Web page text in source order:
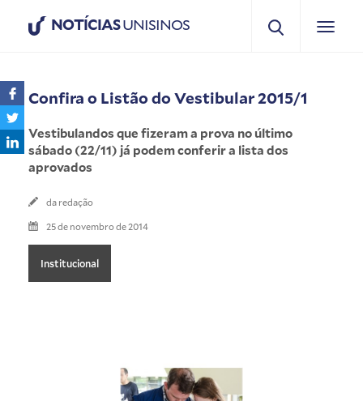
NOTÍCIASUNISINOS
Confira o Listão do Vestibular 2015/1
Vestibulandos que fizeram a prova no último
sábado (22/11) já podem conferir a lista dos
aprovados
da redação
25 de novembro de 2014
Institucional